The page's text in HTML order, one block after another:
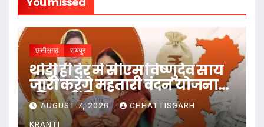
छत्तीसगढ़ रायपुर
थोड़ी ही देर में सीएम विष्णुदेव साय
जारी करेंगे महतारी वंदन योजना
की 30वीं किस्त
AUGUST 7, 2026 CHHATTISGARH
KRANTI